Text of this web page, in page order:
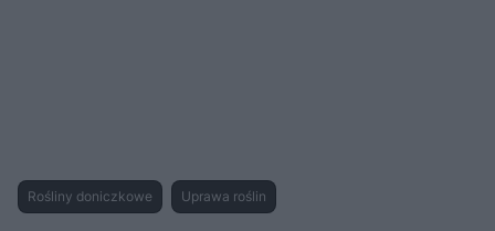
Rośliny doniczkowe Uprawa roślin